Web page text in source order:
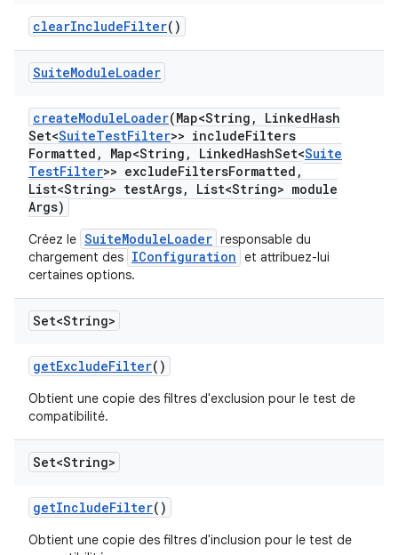
clearIncludeFilter()
SuiteModuleLoader
createModuleLoader(Map<String , LinkedHash
Set<SuiteTestFilter>> includeFilters
Formatted , Map<String , LinkedHashSet<Suite
TestFilter>> excludeFiltersFormatted ,
List<String> testArgs,
List<String> module
Args)
Créez le SuiteModuleLoader responsable du
chargement des IConfiguration et attribuez-lui
certaines options.
Set<String>
getExcludeFilter()
Obtient une copie des filtres d'exclusion pour le test de
compatibilité.
Set<String>
getIncludeFilter()
Obtient une copie des filtres d'inclusion pour le test de